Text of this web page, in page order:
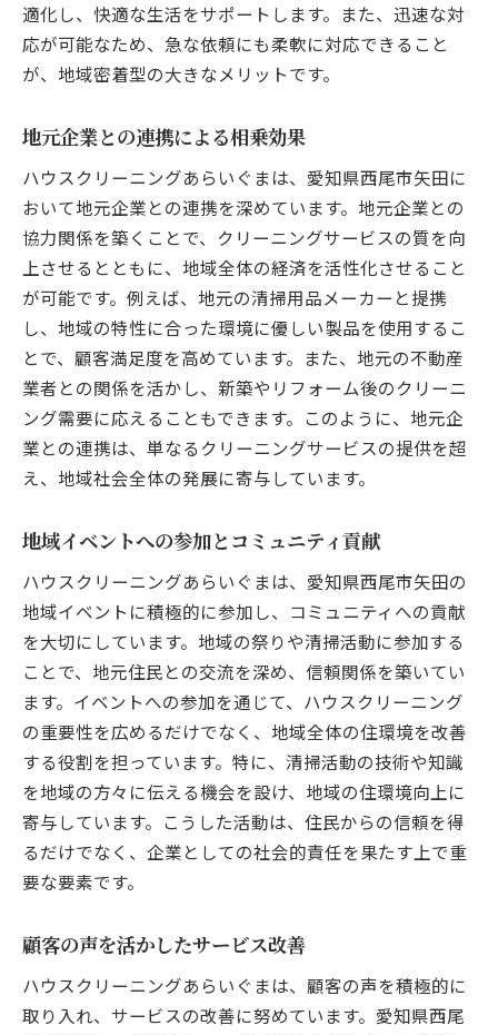
適化し、快適な生活をサポートします。また、迅速な対
応が可能なため、急な依頼にも柔軟に対応できること
が、地域密着型の大きなメリットです。
地元企業との連携による相乗効果
ハウスクリーニングあらいぐまは、愛知県西尾市矢田に
おいて地元企業との連携を深めています。地元企業との
協力関係を築くことで、クリーニングサービスの質を向
上させるとともに、地域全体の経済を活性化させること
が可能です。例えば、地元の清掃用品メーカーと提携
し、地域の特性に合った環境に優しい製品を使用するこ
とで、顧客満足度を高めています。また、地元の不動産
業者との関係を活かし、新築やリフォーム後のクリーニ
ング需要に応えることもできます。このように、地元企
業との連携は、単なるクリーニングサービスの提供を超
え、地域社会全体の発展に寄与しています。
地域イベントへの参加とコミュニティ貢献
ハウスクリーニングあらいぐまは、愛知県西尾市矢田の
地域イベントに積極的に参加し、コミュニティへの貢献
を大切にしています。地域の祭りや清掃活動に参加する
ことで、地元住民との交流を深め、信頼関係を築いてい
ます。イベントへの参加を通じて、ハウスクリーニング
の重要性を広めるだけでなく、地域全体の住環境を改善
する役割を担っています。特に、清掃活動の技術や知識
を地域の方々に伝える機会を設け、地域の住環境向上に
寄与しています。こうした活動は、住民からの信頼を得
るだけでなく、企業としての社会的責任を果たす上で重
要な要素です。
顧客の声を活かしたサービス改善
ハウスクリーニングあらいぐまは、顧客の声を積極的に
取り入れ、サービスの改善に努めています。愛知県西尾